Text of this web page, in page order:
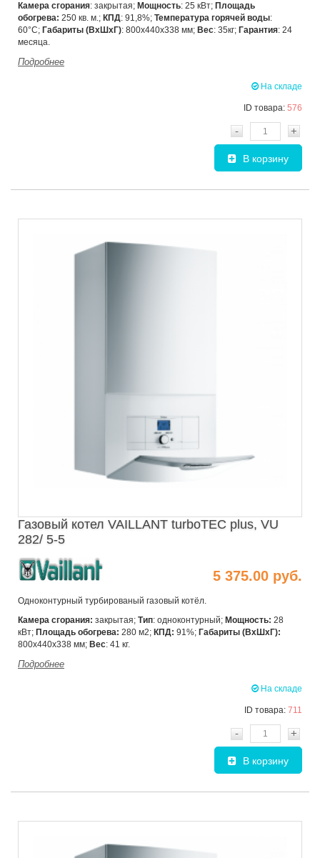
Камера сгорания: закрытая; Мощность: 25 кВт; Площадь
обогрева: 250 кв. м.; КПД: 91,8%; Температура горячей воды:
60°C; Габариты (ВхШхГ): 800х440х338 мм; Вес: 35кг; Гарантия: 24
месяца.
Подробнее
На складе
ID товара: 576
- +
В корзину
Газовый котел VAILLANT turboTEC plus, VU
282/ 5-5
5 375.00 руб.
Одноконтурный турбированый газовый котёл.
Камера сгорания: закрытая; Тип: одноконтурный; Мощность: 28
кВт; Площадь обогрева: 280 м2; КПД: 91%; Габариты (ВхШхГ):
800х440х338 мм; Вес: 41 кг.
Подробнее
На складе
ID товара: 711
- +
В корзину